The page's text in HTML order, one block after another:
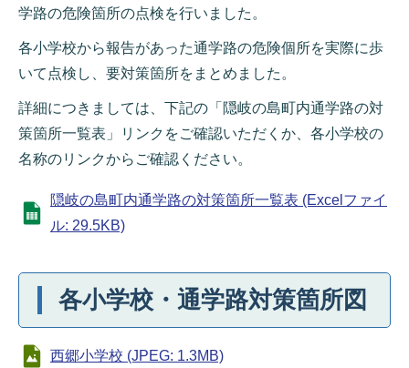
学路の危険箇所の点検を行いました。
各小学校から報告があった通学路の危険個所を実際に歩
いて点検し、要対策箇所をまとめました。
詳細につきましては、下記の「隠岐の島町内通学路の対
策箇所一覧表」リンクをご確認いただくか、各小学校の
名称のリンクからご確認ください。
隠岐の島町内通学路の対策箇所一覧表 (Excelファイ
ル: 29.5KB)
各小学校・通学路対策箇所図
西郷小学校 (JPEG: 1.3MB)